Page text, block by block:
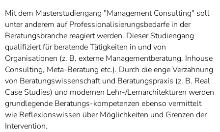
Mit dem Masterstudiengang "Management Consulting" soll
unter anderem auf Professionalisierungsbedarfe in der
Beratungsbranche reagiert werden. Dieser Studiengang
qualifiziert für beratende Tätigkeiten in und von
Organisationen (z. B. externe Managementberatung, Inhouse
Consulting, Meta-Beratung etc.). Durch die enge Verzahnung
von Beratungswissenschaft und Beratungspraxis (z. B. Real
Case Studies) und modernen Lehr-/Lernarchitekturen werden
grundlegende Beratungs-kompetenzen ebenso vermittelt
wie Reflexionswissen über Möglichkeiten und Grenzen der
Intervention.